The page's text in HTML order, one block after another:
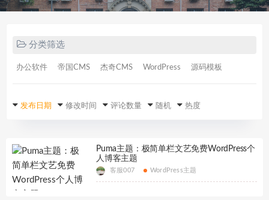
分类筛选
办公软件 帝国CMS 杰奇CMS WordPress 源码模板
发布日期 修改时间 评论数量 随机 热度
Puma主题：极简单栏文艺免费WordPress个
人博客主题
客服007 WordPress主题